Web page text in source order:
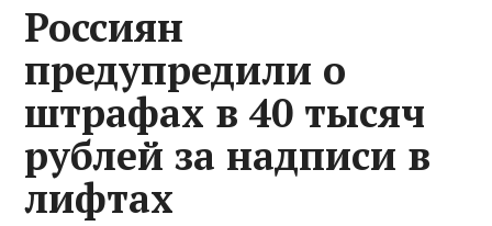
Россиян
предупредили о
штрафах в 40 тысяч
рублей за надписи в
лифтах